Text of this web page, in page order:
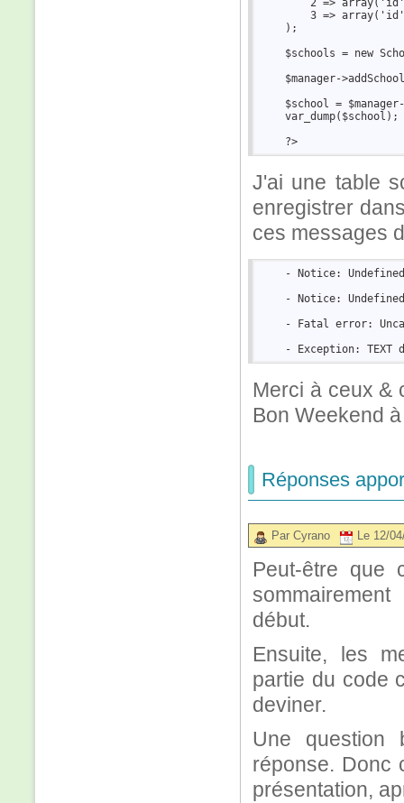
2 =>
3 =>
    );
$schools = new
$manager-
$school =
J'ai une table
enregistrer
ces messages
- Notice:
- Notice:
- Fatal error:
Merci à ceux &
Bon Weekend
Réponses
Par Cyrano Le 12/
Peut-être que
début.
Ensuite, les
partie du code
deviner.
Une question
réponse. Donc
présentation,